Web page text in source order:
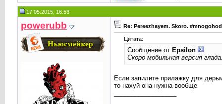
17.05.2015, 16:53
powerubb Re: Pereezhayem. Skoro.
Цитата:
Сообщение от Epsilоn
Скоро мобильная версия
Если запилите прилажку для
то нахуй она нужна вообще